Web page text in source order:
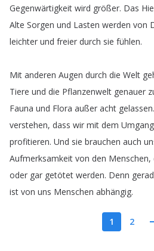
Gegenwärtigkeit wird größer. Das
Alte Sorgen und Lasten werden von
leichter und freier durch sie fühlen.
Mit anderen Augen durch die Welt
Tiere und die Pflanzenwelt genauer
Fauna und Flora außer acht gelassen.
verstehen, dass wir mit dem Umgang
profitieren. Und sie brauchen auch
Aufmerksamkeit von den Menschen,
oder gar getötet werden. Denn
ist von uns Menschen abhängig.
1 2